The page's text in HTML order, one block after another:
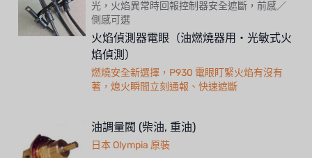
光，火焰異常時回報控制器安全遮斷，前感／
側感可選
火焰偵測器電眼（油燃燒器用・光敏式火
焰偵測）
燃燒安全新選擇，P930 電眼盯緊火焰有沒有
著，熄火瞬間立刻通報、快速遮斷
油調量閥 (柴油, 重油)
日本 Olympia 原裝